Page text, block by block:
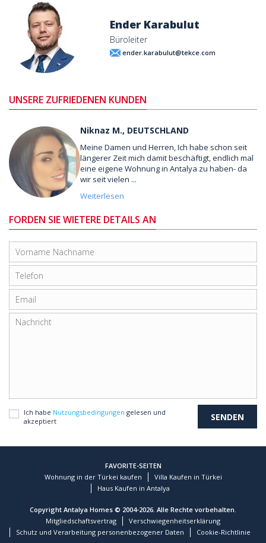
Ender Karabulut
Büroleiter
ender.karabulut@tekce.com
UNSERE ZUFRIEDENEN KUNDEN
Niknaz M., DEUTSCHLAND
Meine Damen und Herren, Ich habe schon seit
längerer Zeit mich damit beschäftigt, endlich mal
eine eigene Wohnung in Antalya zu haben- da
wir seit vielen ...
Weiterlesen
FORDEN SIE WIETERE DETAILS AN
Ich habe Nutzungsbedingungen gelesen und
akzeptiert
FAVORITE-SEITEN
Wohnung in der Türkei kaufen
Villa Kaufen in Türkei
Haus Kaufen in Antalya
Copyright Antalya Homes © 2004-2026. Alle Rechte vorbehalten.
Mitgliedschaftsvertrag
Verschwiegenheitserklärung
Schutz und Verarbeitung personenbezogener Daten
Cookie-Richtlinie